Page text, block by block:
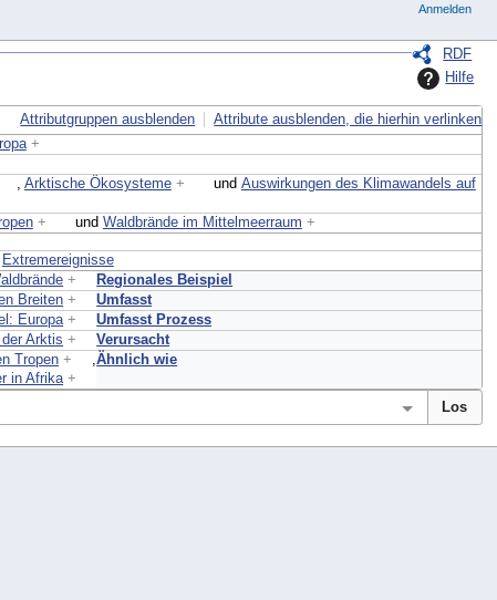
RDF
Hilfe
Attributgruppen ausblenden
Attribute ausblenden, die hierhin verlinken
+
, Arktische Ökosysteme + und Auswirkungen des Klimawandels auf
+ und Waldbrände im Mittelmeerraum +
Extremereignisse
Regionales Beispiel
+
Umfasst
Breiten +
Umfasst Prozess
Europa +
Verursacht
Arktis +
Ähnlich wie
Tropen +
,
in Afrika +
Anmelden